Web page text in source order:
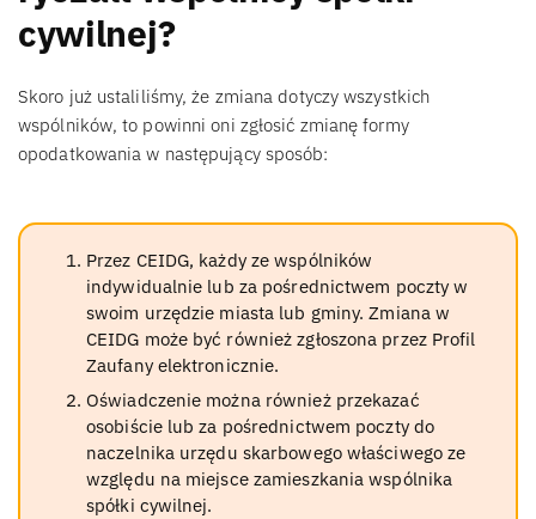
cywilnej?
Skoro już ustaliliśmy, że zmiana dotyczy wszystkich
wspólników, to powinni oni zgłosić zmianę formy
opodatkowania w następujący sposób:
Przez CEIDG, każdy ze wspólników
indywidualnie lub za pośrednictwem poczty w
swoim urzędzie miasta lub gminy. Zmiana w
CEIDG może być również zgłoszona przez Profil
Zaufany elektronicznie.
Oświadczenie można również przekazać
osobiście lub za pośrednictwem poczty do
naczelnika urzędu skarbowego właściwego ze
względu na miejsce zamieszkania wspólnika
spółki cywilnej.